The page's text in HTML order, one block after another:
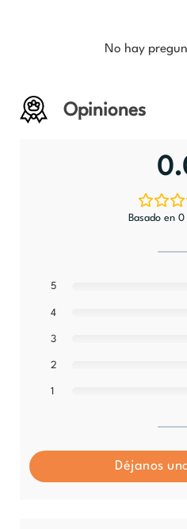
No hay
Opiniones
Basado en
5
4
3
2
1
Déjanos